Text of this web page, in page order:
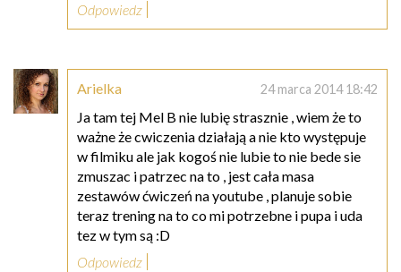
Odpowiedz
Arielka 24 marca 2014 18:42
Ja tam tej Mel B nie lubię strasznie , wiem że to
ważne że cwiczenia działają a nie kto występuje
w filmiku ale jak kogoś nie lubie to nie bede sie
zmuszac i patrzec na to , jest cała masa
zestawów ćwiczeń na youtube , planuje sobie
teraz trening na to co mi potrzebne i pupa i uda
tez w tym są :D
Odpowiedz